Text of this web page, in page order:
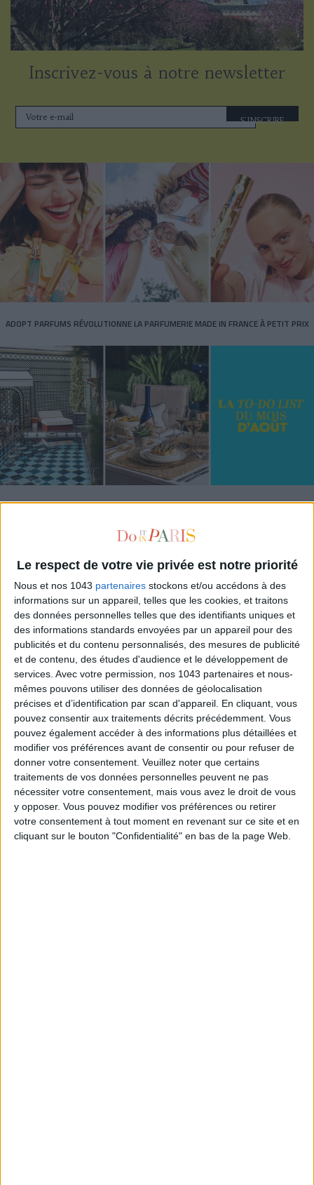
Le respect de votre vie privée est notre priorité
Nous et nos 1043 partenaires stockons et/ou accédons à des
informations sur un appareil, telles que les cookies, et traitons
des données personnelles telles que des identifiants uniques et
des informations standards envoyées par un appareil pour des
publicités et du contenu personnalisés, des mesures de publicité
et de contenu, des études d'audience et le développement de
services. Avec votre permission, nos 1043 partenaires et nous-
mêmes pouvons utiliser des données de géolocalisation
précises et d’identification par scan d'appareil. En cliquant, vous
pouvez consentir aux traitements décrits précédemment. Vous
pouvez également accéder à des informations plus détaillées et
modifier vos préférences avant de consentir ou pour refuser de
donner votre consentement. Veuillez noter que certains
traitements de vos données personnelles peuvent ne pas
nécessiter votre consentement, mais vous avez le droit de vous
y opposer. Vous pouvez modifier vos préférences ou retirer
votre consentement à tout moment en revenant sur ce site et en
cliquant sur le bouton "Confidentialité" en bas de la page Web.
Inscrivez-vous à notre newsletter
S'INSCRIRE
ADOPT PARFUMS RÉVOLUTIONNE LA PARFUMERIE MADE IN FRANCE À PETIT PRIX
TOUT CE QUE VOUS DEVEZ FAIRE À PARIS EN AOÛT
LES SPF 50 QUI DONNENT ENVIE DE SE TARTINER